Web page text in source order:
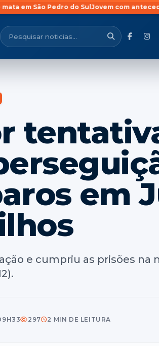
do SulJovem com antecedentes por
em
e cumpriu as prisões na
297 2 MIN DE LEITURA